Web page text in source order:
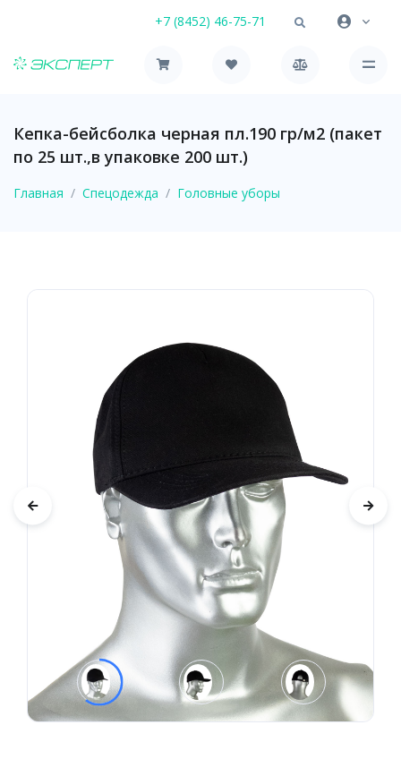
+7 (8452) 46-75-71
Кепка-бейсболка черная пл.190 гр/м2 (пакет
по 25 шт.,в упаковке 200 шт.)
Главная Спецодежда Головные уборы